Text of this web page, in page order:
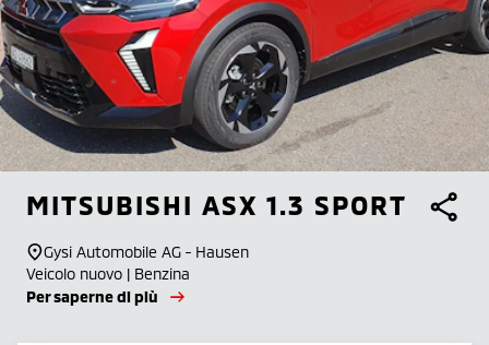
MITSUBISHI ASX 1.3 SPORT
Gysi Automobile AG - Hausen
Veicolo nuovo | Benzina
Per saperne di più